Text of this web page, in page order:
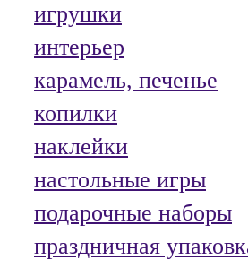
игрушки
интерьер
карамель, печенье
копилки
наклейки
настольные игры
подарочные наборы
праздничная